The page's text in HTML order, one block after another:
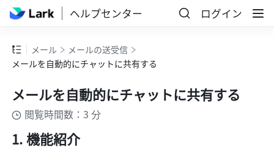
ヘルプセンター ログイン
メール
メールの送受信
メールを自動的にチャットに共有する
メールを自動的にチャットに共有する
閲覧時間数：3 分
機能紹介